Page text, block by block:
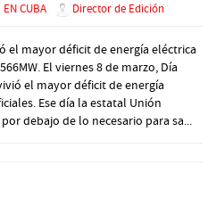
EN CUBA Director de Edición
el mayor déficit de energía eléctrica
El viernes 8 de marzo, Día
el mayor déficit de energía
Ese día la estatal Unión
debajo de lo necesario para sa...